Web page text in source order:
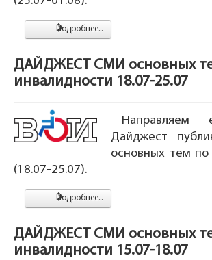
Подробнее...
ДАЙДЖЕСТ СМИ основных
инвалидности 18.07-25.07
Направляем
Дайджест
основных тем по
(18.07-25.07).
Подробнее...
ДАЙДЖЕСТ СМИ основных
инвалидности 15.07-18.07